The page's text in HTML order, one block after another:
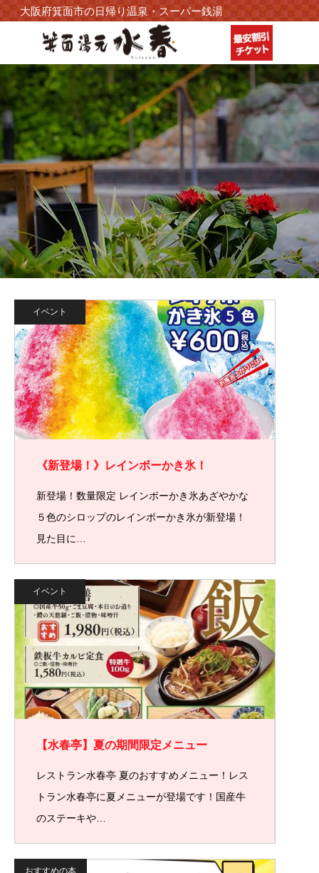
大阪府箕面市の日帰り温泉・スーパー銭湯
イベント
《新登場！》レインボーかき氷！
新登場！数量限定 レインボーかき氷あざやかな
５色のシロップのレインボーかき氷が新登場！
見た目に…
イベント
【水春亭】夏の期間限定メニュー
レストラン水春亭 夏のおすすめメニュー！レス
トラン水春亭に夏メニューが登場です！国産牛
のステーキや…
おすすめの本